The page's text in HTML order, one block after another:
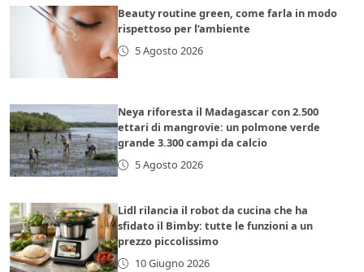
Beauty routine green, come farla in modo
rispettoso per l’ambiente
5 Agosto 2026
Neya riforesta il Madagascar con 2.500
ettari di mangrovie: un polmone verde
grande 3.300 campi da calcio
5 Agosto 2026
Lidl rilancia il robot da cucina che ha
sfidato il Bimby: tutte le funzioni a un
prezzo piccolissimo
10 Giugno 2026